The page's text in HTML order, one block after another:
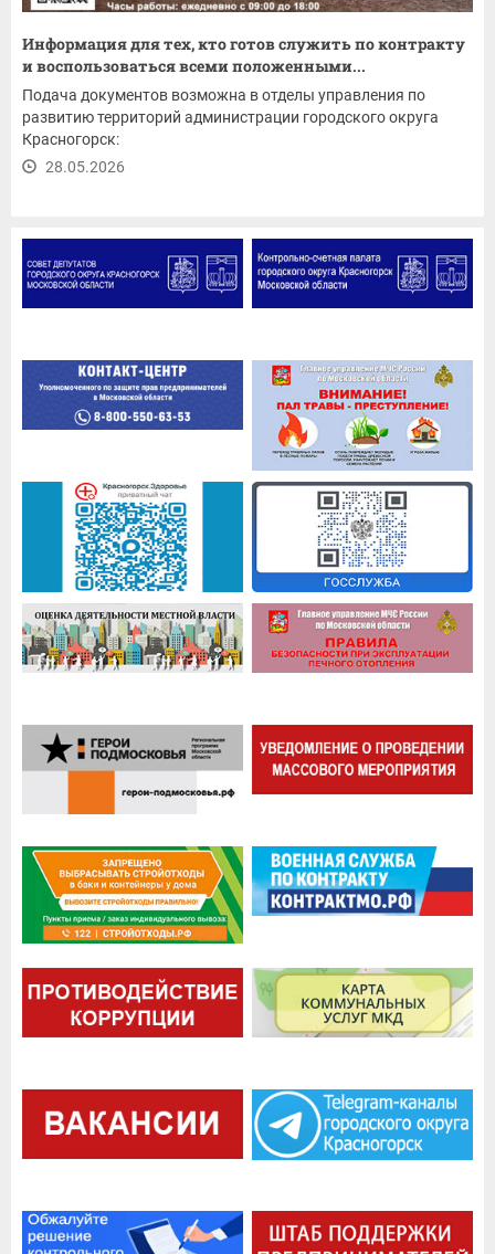
Информация для тех, кто готов служить по контракту
и воспользоваться всеми положенными...
Подача документов возможна в отделы управления по
развитию территорий администрации городского округа
Красногорск:
28.05.2026